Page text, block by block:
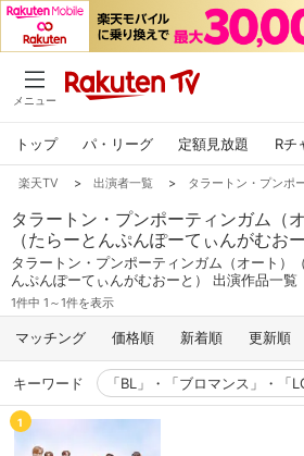
メニュー
トップ パ・リーグ 定額見放題 Rチ
楽天TV > 出演者一覧 > タラートン・プンポ
タラートン・プンポーティンガム（オ
（たらーとんぷんぽーてぃんがむおー
タラートン・プンポーティンガム（オート）
んぷんぽーてぃんがむおーと） 出演作品一覧
1件中 1～1件を表示
マッチング 価格順 新着順 更新順
キーワード 「BL」・「ブロマンス」・「
1